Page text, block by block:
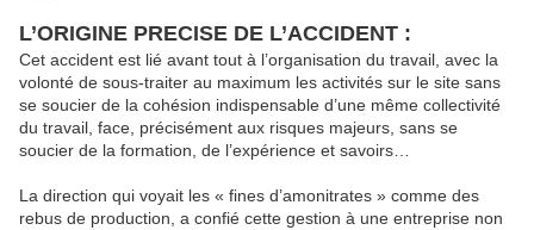
L’ORIGINE PRECISE DE L’ACCIDENT :
Cet accident est lié avant tout à l’organisation du travail, avec la
volonté de sous-traiter au maximum les activités sur le site sans
se soucier de la cohésion indispensable d’une même collectivité
du travail, face, précisément aux risques majeurs, sans se
soucier de la formation, de l’expérience et savoirs…
La direction qui voyait les « fines d’amonitrates » comme des
rebus de production, a confié cette gestion à une entreprise non